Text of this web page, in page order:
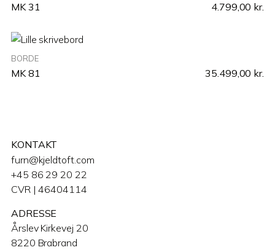
MK 31 4.799,00 kr.
BORDE
MK 81 35.499,00 kr.
KONTAKT
furn@kjeldtoft.com
+45 86 29 20 22
CVR | 46404114
ADRESSE
Årslev Kirkevej 20
8220 Brabrand